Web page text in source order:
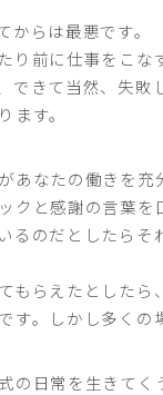
からは最悪です。
り前に仕事をこな
できて当然、失敗
ます。
あなたの働きを充
クと感謝の言葉を
るのだとしたらそ
もらえたとしたら
す。しかし多くの
の日常を生きてく